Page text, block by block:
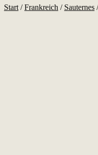
Start /Frankreich / Sauternes